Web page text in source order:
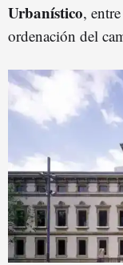
Urbanístico,
ordenación del